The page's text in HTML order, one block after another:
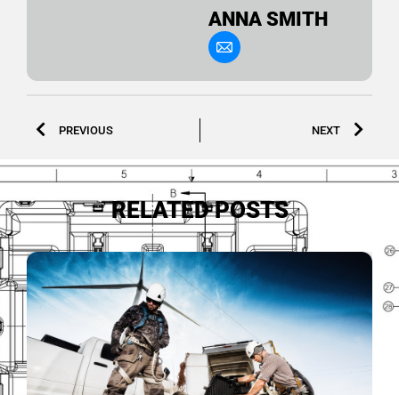
ANNA SMITH
PREVIOUS NEXT
RELATED POSTS